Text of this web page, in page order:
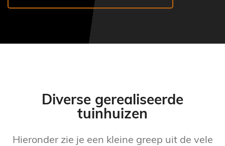
Diverse gerealiseerde
tuinhuizen
Hieronder zie je een kleine greep uit de vele